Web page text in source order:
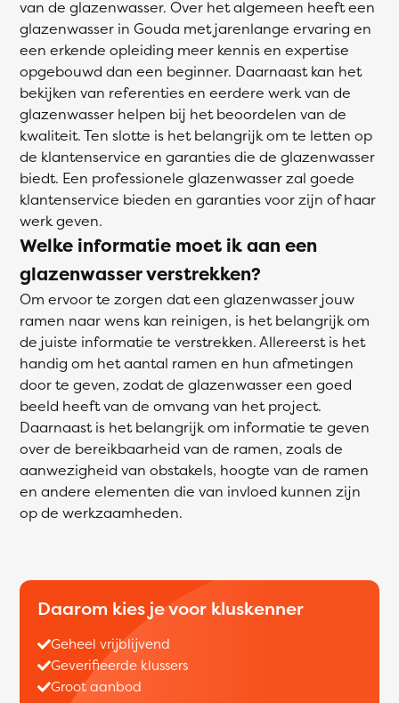
van de glazenwasser. Over het algemeen heeft een
glazenwasser in Gouda met jarenlange ervaring en
een erkende opleiding meer kennis en expertise
opgebouwd dan een beginner. Daarnaast kan het
bekijken van referenties en eerdere werk van de
glazenwasser helpen bij het beoordelen van de
kwaliteit. Ten slotte is het belangrijk om te letten op
de klantenservice en garanties die de glazenwasser
biedt. Een professionele glazenwasser zal goede
klantenservice bieden en garanties voor zijn of haar
werk geven.
Welke informatie moet ik aan een
glazenwasser verstrekken?
Om ervoor te zorgen dat een glazenwasser jouw
ramen naar wens kan reinigen, is het belangrijk om
de juiste informatie te verstrekken. Allereerst is het
handig om het aantal ramen en hun afmetingen
door te geven, zodat de glazenwasser een goed
beeld heeft van de omvang van het project.
Daarnaast is het belangrijk om informatie te geven
over de bereikbaarheid van de ramen, zoals de
aanwezigheid van obstakels, hoogte van de ramen
en andere elementen die van invloed kunnen zijn
op de werkzaamheden.
Daarom kies je voor kluskenner
Geheel vrijblijvend
Geverifieerde klussers
Groot aanbod